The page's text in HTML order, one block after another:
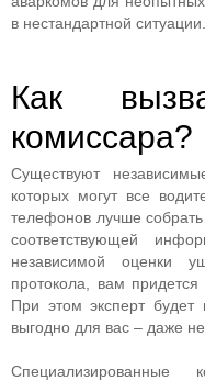
в нестандартной ситуации.
Как
комиссара?
Существуют
которых могут все
телефонов лучше собрать
соответствующей
независимой оценки
протокола, вам придется
При этом эксперт
выгодно для вас – даже
Специализированные